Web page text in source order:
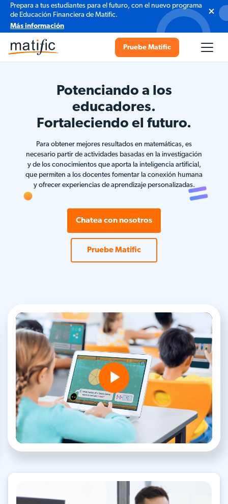
Prepara a tus estudiantes para el futuro, con el nuevo programa
de Educación Financiera de Matific.
Más información
Pruebe Matific
Potenciando a los
educadores.
Fortaleciendo el futuro.
Para obtener mejores resultados en matemáticas, es
necesario partir de actividades basadas en la investigación
y de los conocimientos que aporta la inteligencia artificial,
que permiten a los docentes fomentar la conexión humana
y ofrecer experiencias de aprendizaje personalizadas.
Chatea con nosotros
Pruebe Matific
Play
Video